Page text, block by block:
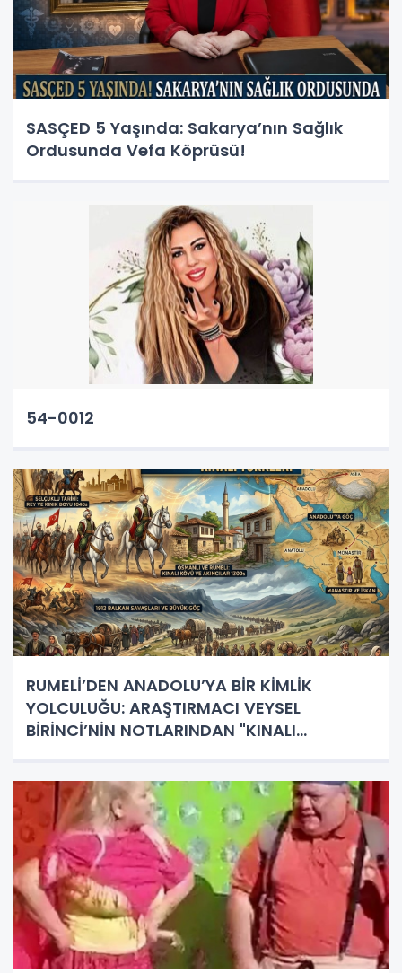
SASÇED 5 Yaşında: Sakarya’nın Sağlık
Ordusunda Vefa Köprüsü!
54-0012
RUMELİ’DEN ANADOLU’YA BİR KİMLİK
YOLCULUĞU: ARAŞTIRMACI VEYSEL
BİRİNCİ’NİN NOTLARINDAN "KINALI